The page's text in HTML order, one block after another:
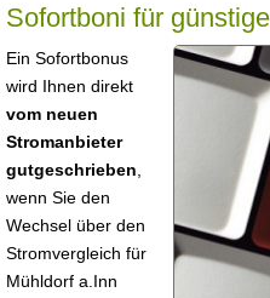
Sofortboni für
Ein Sofortbonus
wird Ihnen direkt
vom neuen
Stromanbieter
gutgeschrieben
wenn Sie den
Wechsel über den
Stromvergleich für
Mühldorf a.Inn